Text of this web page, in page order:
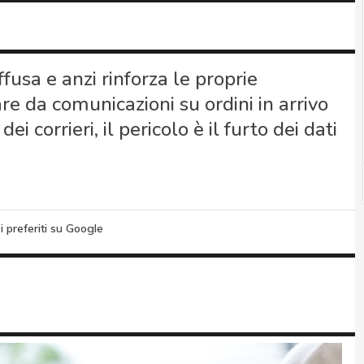
e anzi rinforza le proprie
da comunicazioni su ordini in arrivo
corrieri, il pericolo è il furto dei dati
preferiti su Google